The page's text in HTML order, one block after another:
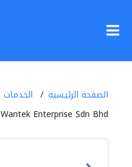
الصفحة الرئيسية الخدمات
Wantek Enterprise Sdn Bhd